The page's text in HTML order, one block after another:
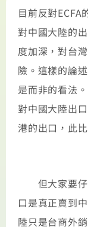
目前反對ECFA
對中國大陸的
度加深，對台
險。這樣的論
是而非的看法
對中國大陸出
港的出口，此
但大家要仔
口是真正賣到
陸只是台商外